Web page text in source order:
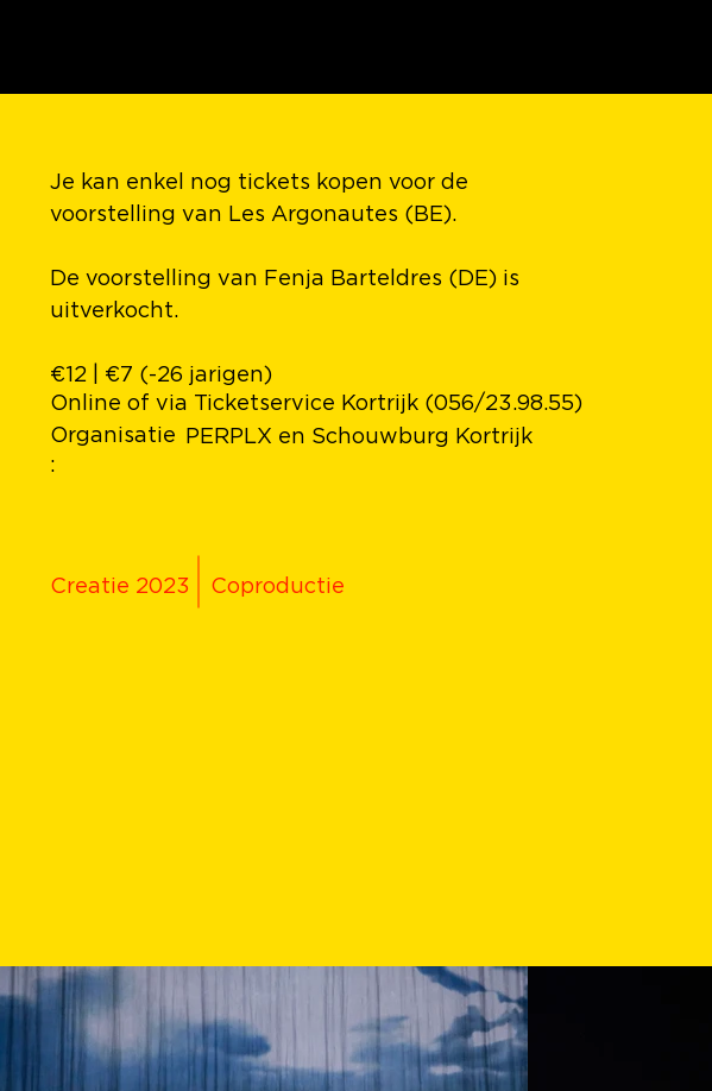
Je kan enkel nog tickets kopen voor de
voorstelling van Les Argonautes (BE).
De voorstelling van Fenja Barteldres (DE) is
uitverkocht.
€12 | €7 (-26 jarigen)
Online of via Ticketservice Kortrijk (056/23.98.55)
Organisatie
:
PERPLX en Schouwburg Kortrijk
Creatie 2023 Coproductie